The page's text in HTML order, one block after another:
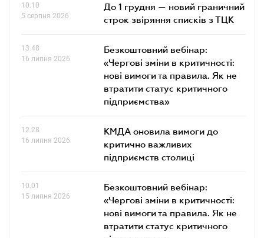
10.10
5 серпня 2026
До 1 грудня — новий граничний
строк звіряння списків з ТЦК
13.48
16 липня 2026
Безкоштовний вебінар:
«Чергові зміни в критичності:
нові вимоги та правила. Як не
втратити статус критичного
підприємства»
12.28
16 липня 2026
КМДА оновила вимоги до
критично важливих
підприємств столиці
10.01
15 липня 2026
Безкоштовний вебінар:
«Чергові зміни в критичності:
нові вимоги та правила. Як не
втратити статус критичного